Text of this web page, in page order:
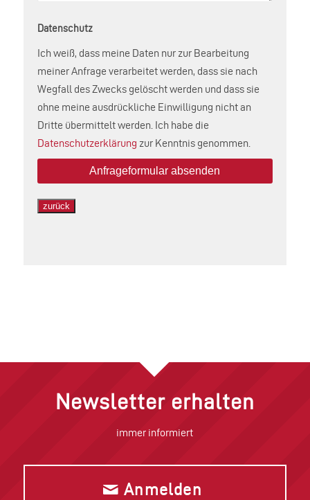
Datenschutz
Ich weiß, dass meine Daten nur zur Bearbeitung
meiner Anfrage verarbeitet werden, dass sie nach
Wegfall des Zwecks gelöscht werden und dass sie
ohne meine ausdrückliche Einwilligung nicht an
Dritte übermittelt werden. Ich habe die
Datenschutzerklärung zur Kenntnis genommen.
zurück
Newsletter erhalten
immer informiert
Anmelden